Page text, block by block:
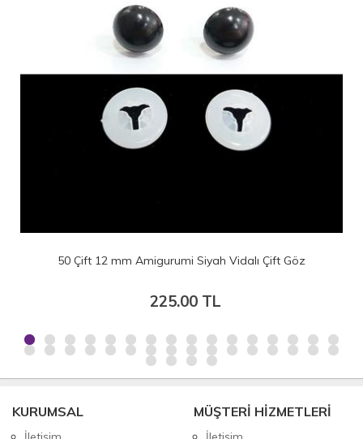
50 Çift 12 mm Amigurumi Siyah Vidalı Çift Göz
225.00 TL
KURUMSAL MÜŞTERİ HİZMETLERİ